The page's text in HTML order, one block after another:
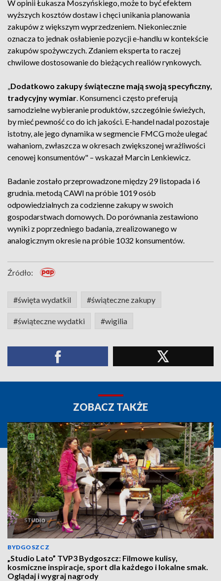
W opinii Łukasza Moszyńskiego, może to być efektem
wyższych kosztów dostaw i chęci unikania planowania
zakupów z większym wyprzedzeniem. Niekoniecznie
oznacza to jednak osłabienie pozycji e-handlu w kontekście
zakupów spożywczych. Zdaniem eksperta to raczej
chwilowe dostosowanie do bieżących realiów rynkowych.
„Dodatkowo zakupy świąteczne mają swoją specyficzny,
tradycyjny wymiar. Konsumenci często preferują
samodzielne wybieranie produktów, szczególnie świeżych,
by mieć pewność co do ich jakości. E-handel nadal pozostaje
istotny, ale jego dynamika w segmencie FMCG może ulegać
wahaniom, zwłaszcza w okresach zwiększonej wrażliwości
cenowej konsumentów" – wskazał Marcin Lenkiewicz.
Badanie zostało przeprowadzone między 29 listopada i 6
grudnia. metodą CAWI na próbie 1019 osób
odpowiedzialnych za codzienne zakupy w swoich
gospodarstwach domowych. Do porównania zestawiono
wyniki z poprzedniego badania, zrealizowanego w
analogicznym okresie na próbie 1032 konsumentów.
Źródło:
#święta wydatkil #świąteczne zakupy
#świąteczne wydatki #wigilia
ZOBACZ TAKŻE
BYDGOSZCZ
„Studio Lato” TVP3 Bydgoszcz: Filmowe kulisy,
kosmiczne inspiracje, sport dla każdego i lokalne smak.
Oglądaj i wygraj nagrody